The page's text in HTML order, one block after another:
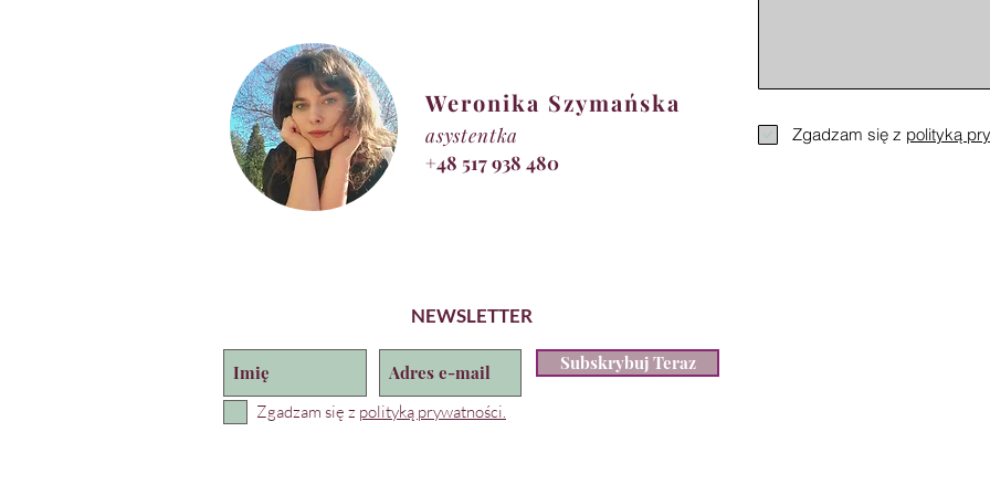
Zgadzam się z polityką
NEWSLETTER
Subskrybuj Teraz
Zgadzam się z polityką prywatności.
Weronika Szymańska
asystentka
+48 517 938 480